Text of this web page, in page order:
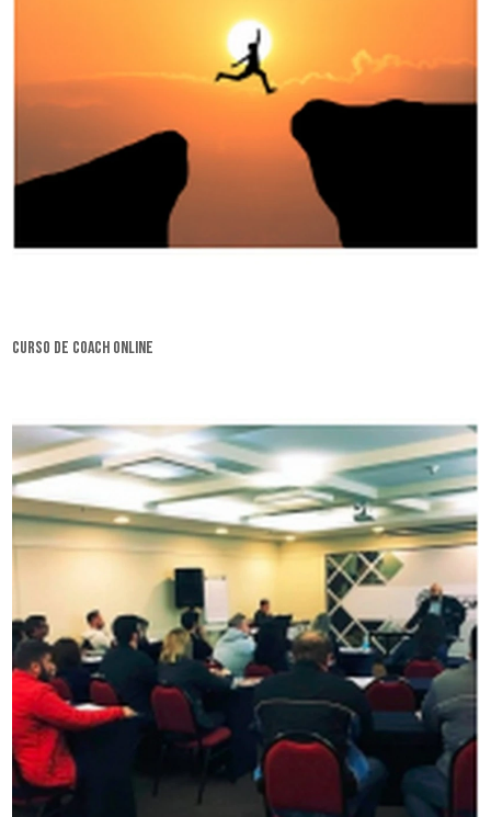
curso de coach online